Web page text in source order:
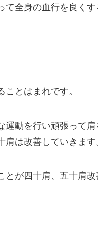
全身の血行を良く
とはまれです。
動を行い頑張って
は改善していきます
が四十肩、五十肩